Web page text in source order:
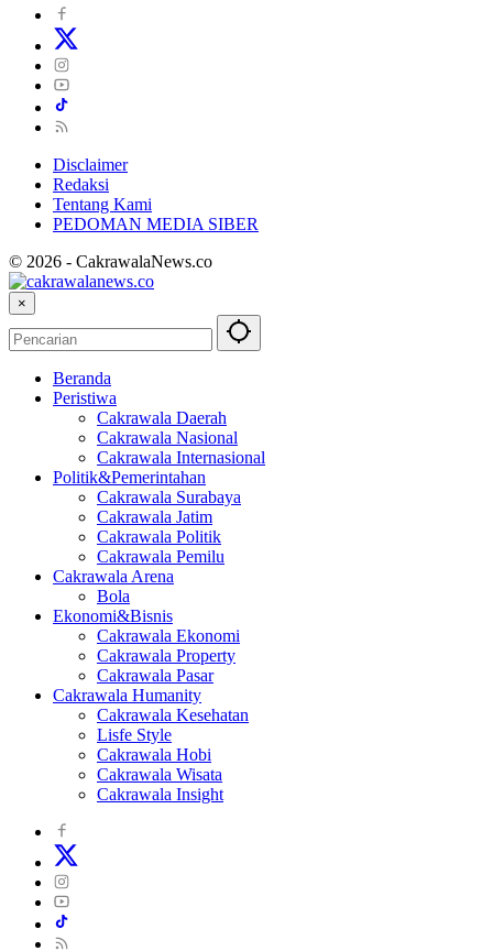
Disclaimer
Redaksi
Tentang Kami
PEDOMAN MEDIA SIBER
© 2026 - CakrawalaNews.co
×
Beranda
Peristiwa
Cakrawala Daerah
Cakrawala Nasional
Cakrawala Internasional
Politik&Pemerintahan
Cakrawala Surabaya
Cakrawala Jatim
Cakrawala Politik
Cakrawala Pemilu
Cakrawala Arena
Bola
Ekonomi&Bisnis
Cakrawala Ekonomi
Cakrawala Property
Cakrawala Pasar
Cakrawala Humanity
Cakrawala Kesehatan
Lisfe Style
Cakrawala Hobi
Cakrawala Wisata
Cakrawala Insight